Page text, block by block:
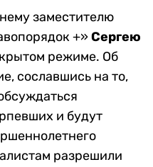
заместителю
+»Сергею
режиме. Об
сославшись на то,
и будут
разрешили